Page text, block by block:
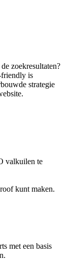
zoekresultaten?
friendly is
strategie
valkuilen te
kunt maken.
met een basis